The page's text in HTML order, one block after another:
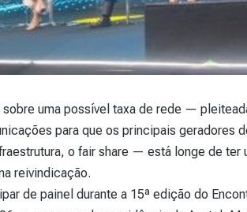
sobre uma possível taxa de rede —
para que os principais geradores
o fair share — está longe de ter
reivindicação.
de painel durante a 15ª edição do
v
i
t
a
b
r
t
15 de outubro de 2025
Revista Abranet . 48